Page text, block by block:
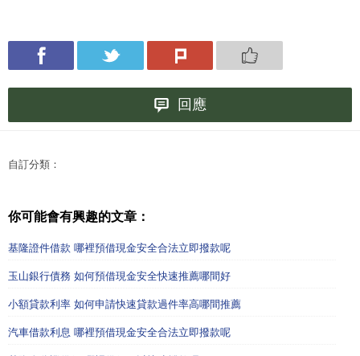
回應
自訂分類：
你可能會有興趣的文章：
基隆證件借款 哪裡預借現金安全合法立即撥款呢
玉山銀行債務 如何預借現金安全快速推薦哪間好
小額貸款利率 如何申請快速貸款過件率高哪間推薦
汽車借款利息 哪裡預借現金安全合法立即撥款呢